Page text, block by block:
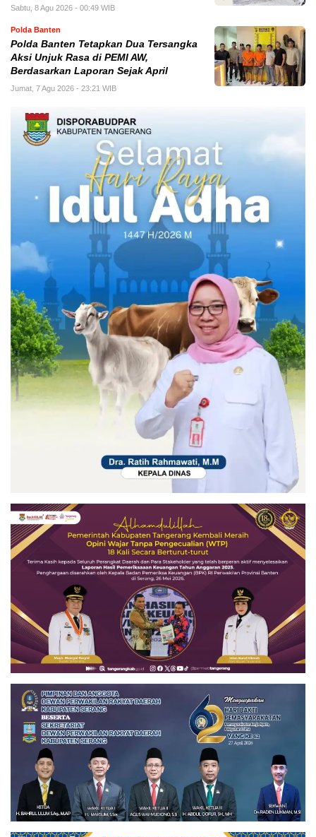
Sabtu, 8 Agu 2026 - 00:49 WIB
Polda Banten
Polda Banten Tetapkan Dua Tersangka
Aksi Unjuk Rasa di PEMI AW,
Berdasarkan Laporan Sejak April
Jumat, 7 Agu 2026 - 23:21 WIB